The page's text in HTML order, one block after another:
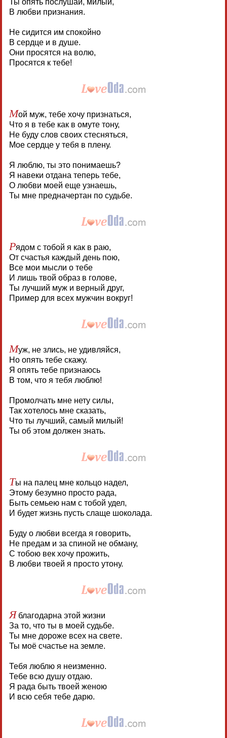
В любви признания.
Не сидится им спокойно
В сердце и в душе.
Они просятся на волю,
Просятся к тебе!
Мой муж, тебе хочу признаться,
Что я в тебе как в омуте тону,
Не буду слов своих стесняться,
Мое сердце у тебя в плену.
Я люблю, ты это понимаешь?
Я навеки отдана теперь тебе,
О любви моей еще узнаешь,
Ты мне предначертан по судьбе.
Рядом с тобой я как в раю,
От счастья каждый день пою,
Все мои мысли о тебе
И лишь твой образ в голове,
Ты лучший муж и верный друг,
Пример для всех мужчин вокруг!
Муж, не злись, не удивляйся,
Но опять тебе скажу.
Я опять тебе признаюсь
В том, что я тебя люблю!
Промолчать мне нету силы,
Так хотелось мне сказать,
Что ты лучший, самый милый!
Ты об этом должен знать.
Ты на палец мне кольцо надел,
Этому безумно просто рада,
Быть семьею нам с тобой удел,
И будет жизнь пусть слаще шоколада.
Буду о любви всегда я говорить,
Не предам и за спиной не обману,
С тобою век хочу прожить,
В любви твоей я просто утону.
Яблагодарна этой жизни
За то, что ты в моей судьбе.
Ты мне дороже всех на свете.
Ты моё счастье на земле.
Тебя люблю я неизменно.
Тебе всю душу отдаю.
Я рада быть твоей женою
И всю себя тебе дарю.